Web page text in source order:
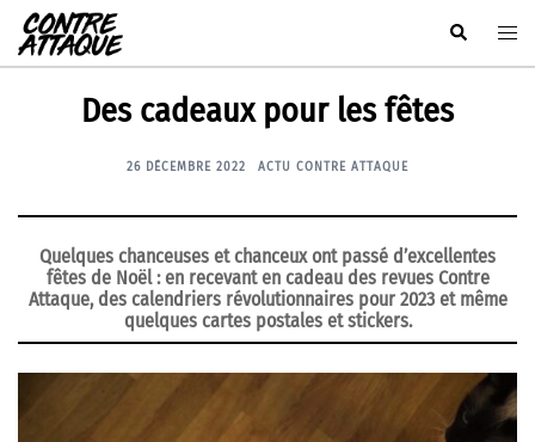
Aller
au
contenu
Rechercher
Des cadeaux pour les fêtes
26 DÉCEMBRE 2022 ACTU CONTRE ATTAQUE
Quelques chanceuses et chanceux ont passé d’excellentes
fêtes de Noël : en recevant en cadeau des revues Contre
Attaque, des calendriers révolutionnaires pour 2023 et même
quelques cartes postales et stickers.